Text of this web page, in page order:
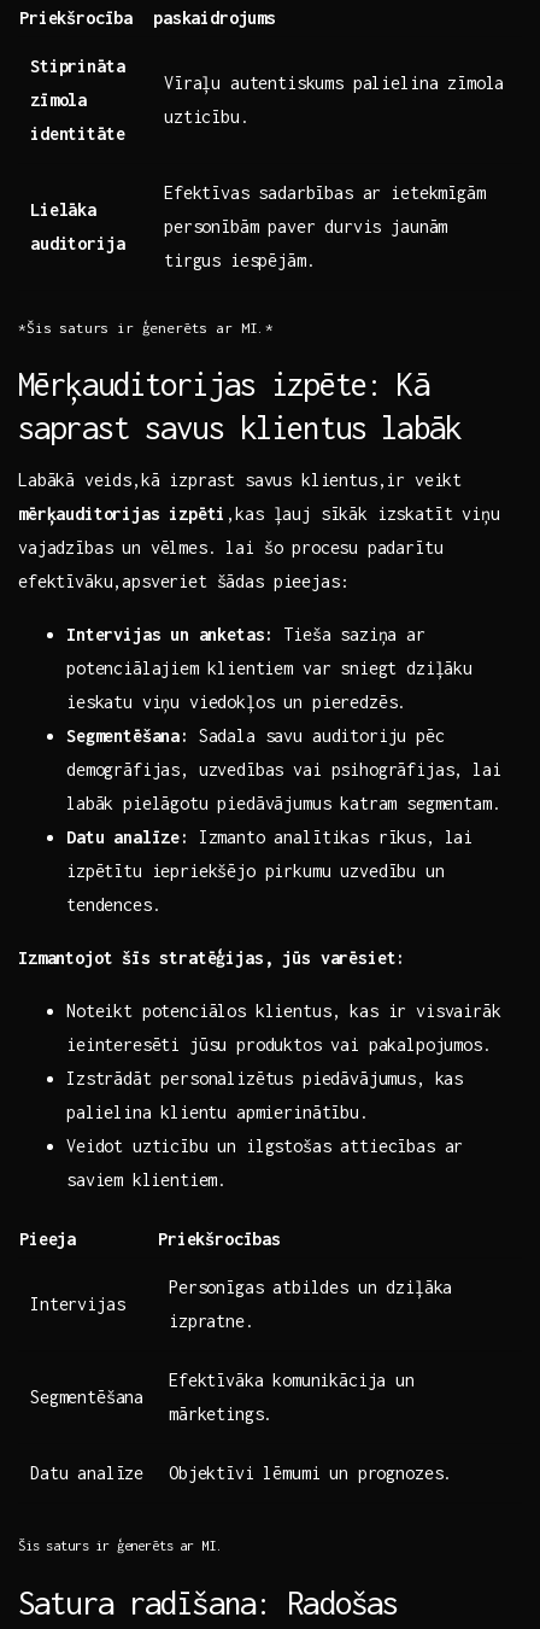
Priekšrocība paskaidrojums
Stiprināta
zīmola⁤
identitāte
Vīraļu autentiskums palielina zīmola
uzticību.
Lielāka
auditorija
Efektīvas sadarbības ar ietekmīgām
personībām paver durvis jaunām
tirgus iespējām.
*Šis saturs ir ģenerēts ar MI.*
Mērķauditorijas ‍izpēte:⁢ Kā
saprast‍ savus klientus⁢ labāk
Labākā ⁤veids,kā izprast ⁤savus klientus,ir veikt
mērķauditorijas⁣ izpēti ,kas ļauj sīkāk izskatīt viņu
vajadzības un vēlmes. lai šo ⁢procesu ⁢padarītu
efektīvāku,apsveriet šādas pieejas:
Intervijas ⁢un anketas:
Tieša saziņa ar
potenciālajiem ⁣klientiem var sniegt dziļāku
ieskatu viņu viedokļos un pieredzēs.
Segmentēšana:
Sadala savu auditoriju‌ pēc
demogrāfijas, uzvedības vai psihogrāfijas, lai
labāk pielāgotu piedāvājumus ⁤katram segmentam.
Datu analīze:
Izmanto analītikas ​rīkus, lai⁤
izpētītu iepriekšējo pirkumu uzvedību un
tendences.
Izmantojot šīs⁤ stratēģijas, jūs varēsiet:
Noteikt potenciālos klientus, kas ir‍ visvairāk‍
ieinteresēti jūsu produktos ⁢vai ‌pakalpojumos.
Izstrādāt personalizētus ⁢piedāvājumus, kas
⁢palielina klientu apmierinātību.
Veidot​ uzticību un ​ilgstošas​ attiecības ar⁣
saviem⁣ klientiem.
Pieeja Priekšrocības
Intervijas
Personīgas atbildes un dziļāka‍
izpratne.
Segmentēšana
Efektīvāka komunikācija un
mārketings.
Datu analīze Objektīvi lēmumi un prognozes.
Šis saturs ‍ir ģenerēts ​ar MI.
Satura radīšana: Radošas